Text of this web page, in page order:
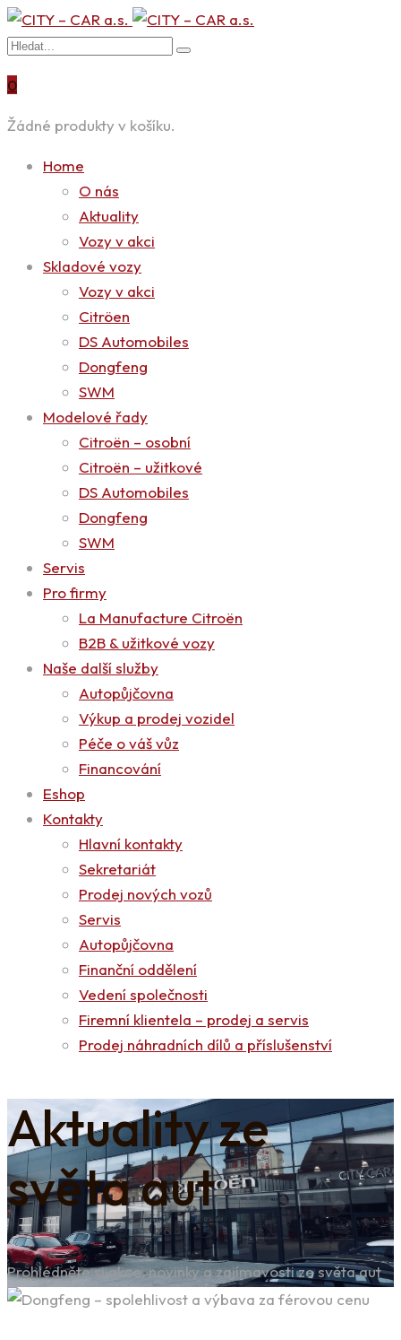
0
Žádné produkty v košíku.
Home
O nás
Aktuality
Vozy v akci
Skladové vozy
Vozy v akci
Citröen
DS Automobiles
Dongfeng
SWM
Modelové řady
Citroën – osobní
Citroën – užitkové
DS Automobiles
Dongfeng
SWM
Servis
Pro firmy
La Manufacture Citroën
B2B & užitkové vozy
Naše další služby
Autopůjčovna
Výkup a prodej vozidel
Péče o váš vůz
Financování
Eshop
Kontakty
Hlavní kontakty
Sekretariát
Prodej nových vozů
Servis
Autopůjčovna
Finanční oddělení
Vedení společnosti
Firemní klientela – prodej a servis
Prodej náhradních dílů a příslušenství
Aktuality ze
světa aut
Prohlédněte si akce, novinky a zajímavosti ze světa aut